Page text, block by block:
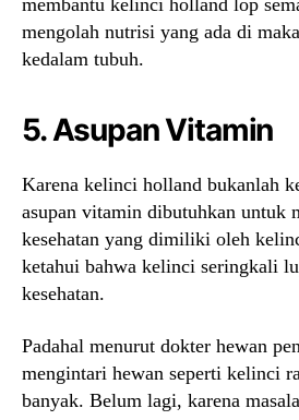
membantu kelinci holland lop
mengolah nutrisi yang ada di
kedalam tubuh.
5. Asupan Vitamin
Karena kelinci holland bukanlah
asupan vitamin dibutuhkan untuk
kesehatan yang dimiliki oleh
ketahui bahwa kelinci seringkali
kesehatan.
Padahal menurut dokter hewan
mengintari hewan seperti kelinci
banyak. Belum lagi, karena